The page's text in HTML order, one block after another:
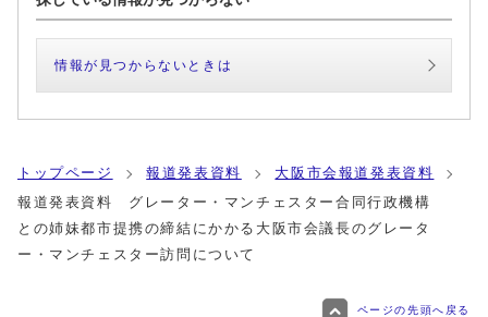
情報が見つからないときは
トップページ 報道発表資料
大阪市会報道発表資料
報道発表資料 グレーター・マンチェスター合同行政機構
との姉妹都市提携の締結にかかる大阪市会議長のグレータ
ー・マンチェスター訪問について
ページの先頭へ戻る